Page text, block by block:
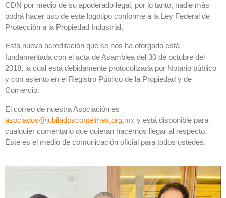
CDN por medio de su apoderado legal, por lo tanto, nadie más
podrá hacer uso de este logotipo conforme a la Ley Federal de
Protección a la Propiedad Industrial.
Esta nueva acreditación que se nos ha otorgado está
fundamentada con el acta de Asamblea del 30 de octubre del
2018, la cual está debidamente protocolizada por Notario público
y con asiento en el Registro Público de la Propiedad y de
Comercio.
El correo de nuestra Asociación es
asociados@jubiladoscontelmex.org.mx y está disponible para
cualquier comentario que quieran hacernos llegar al respecto.
Éste es el medio de comunicación oficial para todos ustedes.